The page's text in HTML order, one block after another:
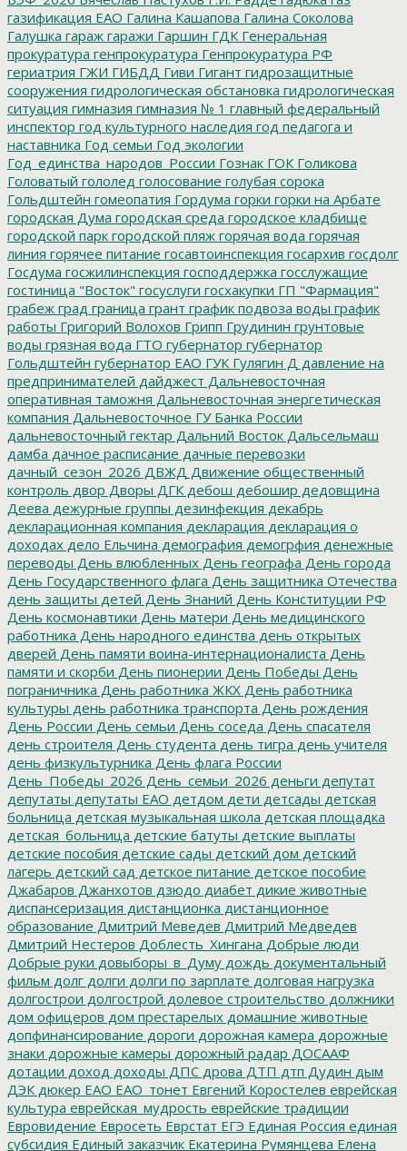
газификация ЕАО Галина Кашапова Галина Соколова
Галушка гараж гаражи Гаршин ГДКГенеральная
прокуратура генпрокуратура Генпрокуратура РФ
гериатрия ГЖИ ГИБДД Гиви Гигант гидрозащитные
сооружения гидрологическая обстановка гидрологическая
ситуация гимназия гимназия № 1 главный федеральный
инспектор год культурного наследия год педагога и
наставника Год семьи Год экологии
Год_единства_народов_России Гознак ГОКГоликова
Головатый гололед голосование голубая сорока
Гольдштейн гомеопатия Гордума горки горки на Арбате
городская Дума городская среда городское кладбище
городской парк городской пляж горячая вода горячая
линия горячее питание госавтоинспекция госархив госдолг
Госдума госжилинспекция господдержка госслужащие
гостиница "Восток" госуслуги госхакупки ГП "Фармация"
грабеж град граница грант график подвоза воды график
работы Григорий Волохов Грипп Грудинин грунтовые
воды грязная вода ГТО губернатор губернатор
Гольдштейн губернатор ЕАО ГУКГулягин Д давление на
предпринимателей дайджест Дальневосточная
оперативная таможня Дальневосточная энергетическая
компания Дальневосточное ГУ Банка России
дальневосточный гектар Дальний Восток Дальсельмаш
дамба дачное расписание дачные перевозки
дачный_сезон_2026 ДВЖД Движение общественный
контроль двор Дворы ДГКдебош дебошир дедовщина
Деева дежурные группы дезинфекция декабрь
декларационная компания декларация декларация о
доходах дело Ельчина демография демогрфия денежные
переводы День влюбленных День географа День города
День Государственного флага День защитника Отечества
день защиты детей День Знаний День Конституции РФ
День космонавтики День матери День медицинского
работника День народного единства день открытых
дверей День памяти воина-интернационалиста День
памяти и скорби День пионерии День Победы День
пограничника День работника ЖКХ День работника
культуры день работника транспорта День рождения
День России День семьи День соседа День спасателя
день строителя День студента день тигра день учителя
день физкультурника День флага России
День_Победы_2026 День_семьи_2026 деньги депутат
депутаты депутаты ЕАО детдом дети детсады детская
больница детская музыкальная школа детская площадка
детская_больница детские батуты детские выплаты
детские пособия детские сады детский дом детский
лагерь детский сад детское питание детское пособие
Джабаров Джанхотов дзюдо диабет дикие животные
диспансеризация дистанционка дистанционное
образование Дмитрий Меведев Дмитрий Медведев
Дмитрий Нестеров Доблесть_Хингана Добрые люди
Добрые руки довыборы_в_Думу дождь документальный
фильм долг долги долги по зарплате долговая нагрузка
долгострои долгострой долевое строительство должники
дом офицеров дом престарелых домашние животные
допфинансирование дороги дорожная камера дорожные
знаки дорожные камеры дорожный радар ДОСААФ
дотации доход доходы ДПС дрова ДТП дтп Дудин дым
ДЭКдюкер ЕАО ЕАО_тонет Евгений Коростелев еврейская
культура еврейская_мудрость еврейские традиции
Евровидение Евросеть Еврстат ЕГЭ Единая Россия единая
субсидия Единый заказчик Екатерина Румянцева Елена